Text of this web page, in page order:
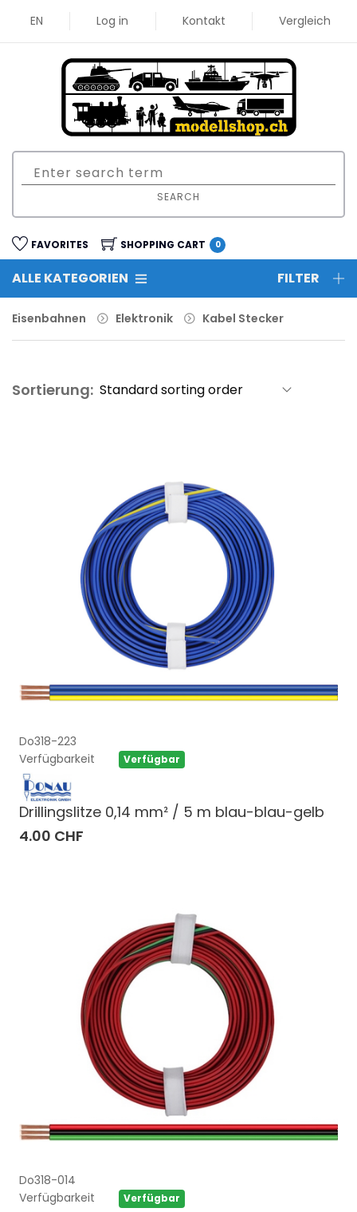
EN Log in Kontakt Vergleich
SEARCH
FAVORITES SHOPPING CART 0
ALLE KATEGORIEN FILTER
Eisenbahnen Elektronik Kabel Stecker
Sortierung:
Do318-223
Verfügbarkeit
Verfügbar
Drillingslitze 0,14 mm² / 5 m blau-blau-gelb
4.00 CHF
Do318-014
Verfügbarkeit
Verfügbar